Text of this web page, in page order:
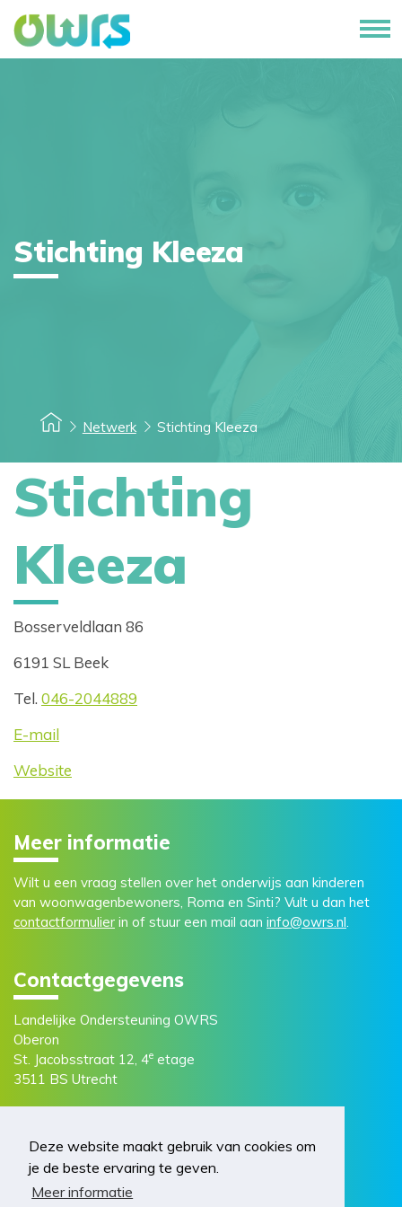
Deze website maakt gebruik van cookies om
je de beste ervaring te geven.
Meer informatie
Netwerk Stichting Kleeza
Stichting Kleeza
Stichting
Kleeza
Bosserveldlaan 86
6191 SL Beek
Tel. 046-2044889
E-mail
Website
Meer informatie
Wilt u een vraag stellen over het onderwijs aan kinderen
van woonwagenbewoners, Roma en Sinti? Vult u dan het
contactformulier in of stuur een mail aan info@owrs.nl.
Contactgegevens
Landelijke Ondersteuning OWRS
Oberon
St. Jacobsstraat 12, 4e etage
3511 BS Utrecht